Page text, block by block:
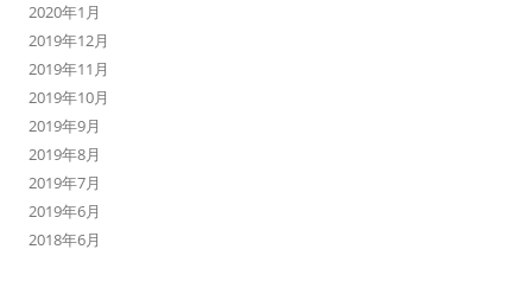
2020年1月
2019年12月
2019年11月
2019年10月
2019年9月
2019年8月
2019年7月
2019年6月
2018年6月